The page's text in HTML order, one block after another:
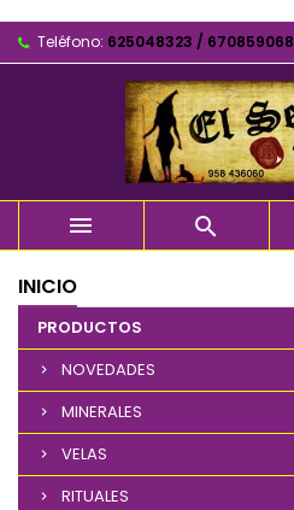
Teléfono: 625048323 / 670859068
 
INICIO
PRODUCTOS
NOVEDADES
MINERALES
VELAS
RITUALES